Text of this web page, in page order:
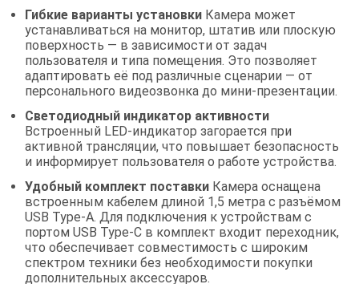
Гибкие варианты установки Камера может
устанавливаться на монитор, штатив или плоскую
поверхность — в зависимости от задач
пользователя и типа помещения. Это позволяет
адаптировать её под различные сценарии — от
персонального видеозвонка до мини-презентации.
Светодиодный индикатор активности
Встроенный LED-индикатор загорается при
активной трансляции, что повышает безопасность
и информирует пользователя о работе устройства.
Удобный комплект поставки Камера оснащена
встроенным кабелем длиной 1,5 метра с разъёмом
USB Type-A. Для подключения к устройствам с
портом USB Type-C в комплект входит переходник,
что обеспечивает совместимость с широким
спектром техники без необходимости покупки
дополнительных аксессуаров.